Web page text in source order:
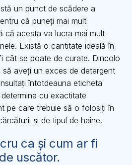
un punct de scădere a
că puneți mai mult
că acesta va lucra mai mult
Există o cantitate ideală în
cât se poate de curate. Dincolo
aveți un exces de detergent
întotdeauna eticheta
cu exactitate
pe care trebuie să o folosiți în
și de tipul de haine.
ca și cum ar fi
uscător.